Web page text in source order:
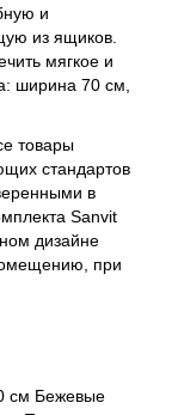
и
из ящиков.
мягкое и
ширина 70 см,
товары
стандартов
в
Sanvit
дизайне
при
см Бежевые